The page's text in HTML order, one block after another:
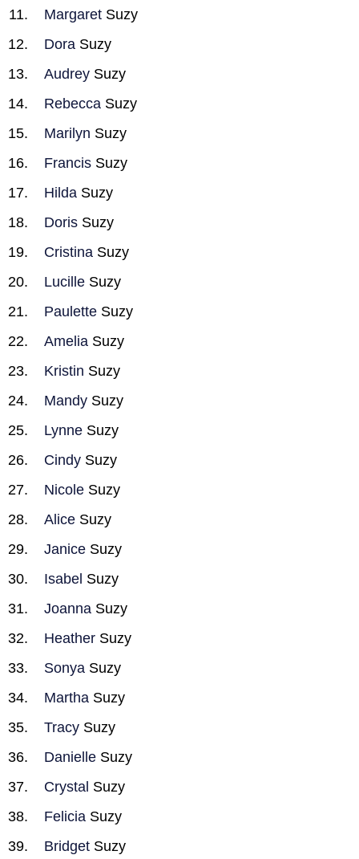
Margaret Suzy
Dora Suzy
Audrey Suzy
Rebecca Suzy
Marilyn Suzy
Francis Suzy
Hilda Suzy
Doris Suzy
Cristina Suzy
Lucille Suzy
Paulette Suzy
Amelia Suzy
Kristin Suzy
Mandy Suzy
Lynne Suzy
Cindy Suzy
Nicole Suzy
Alice Suzy
Janice Suzy
Isabel Suzy
Joanna Suzy
Heather Suzy
Sonya Suzy
Martha Suzy
Tracy Suzy
Danielle Suzy
Crystal Suzy
Felicia Suzy
Bridget Suzy